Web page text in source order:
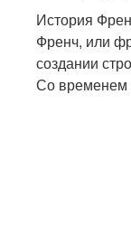
История
Френч, или
создании
Со временем